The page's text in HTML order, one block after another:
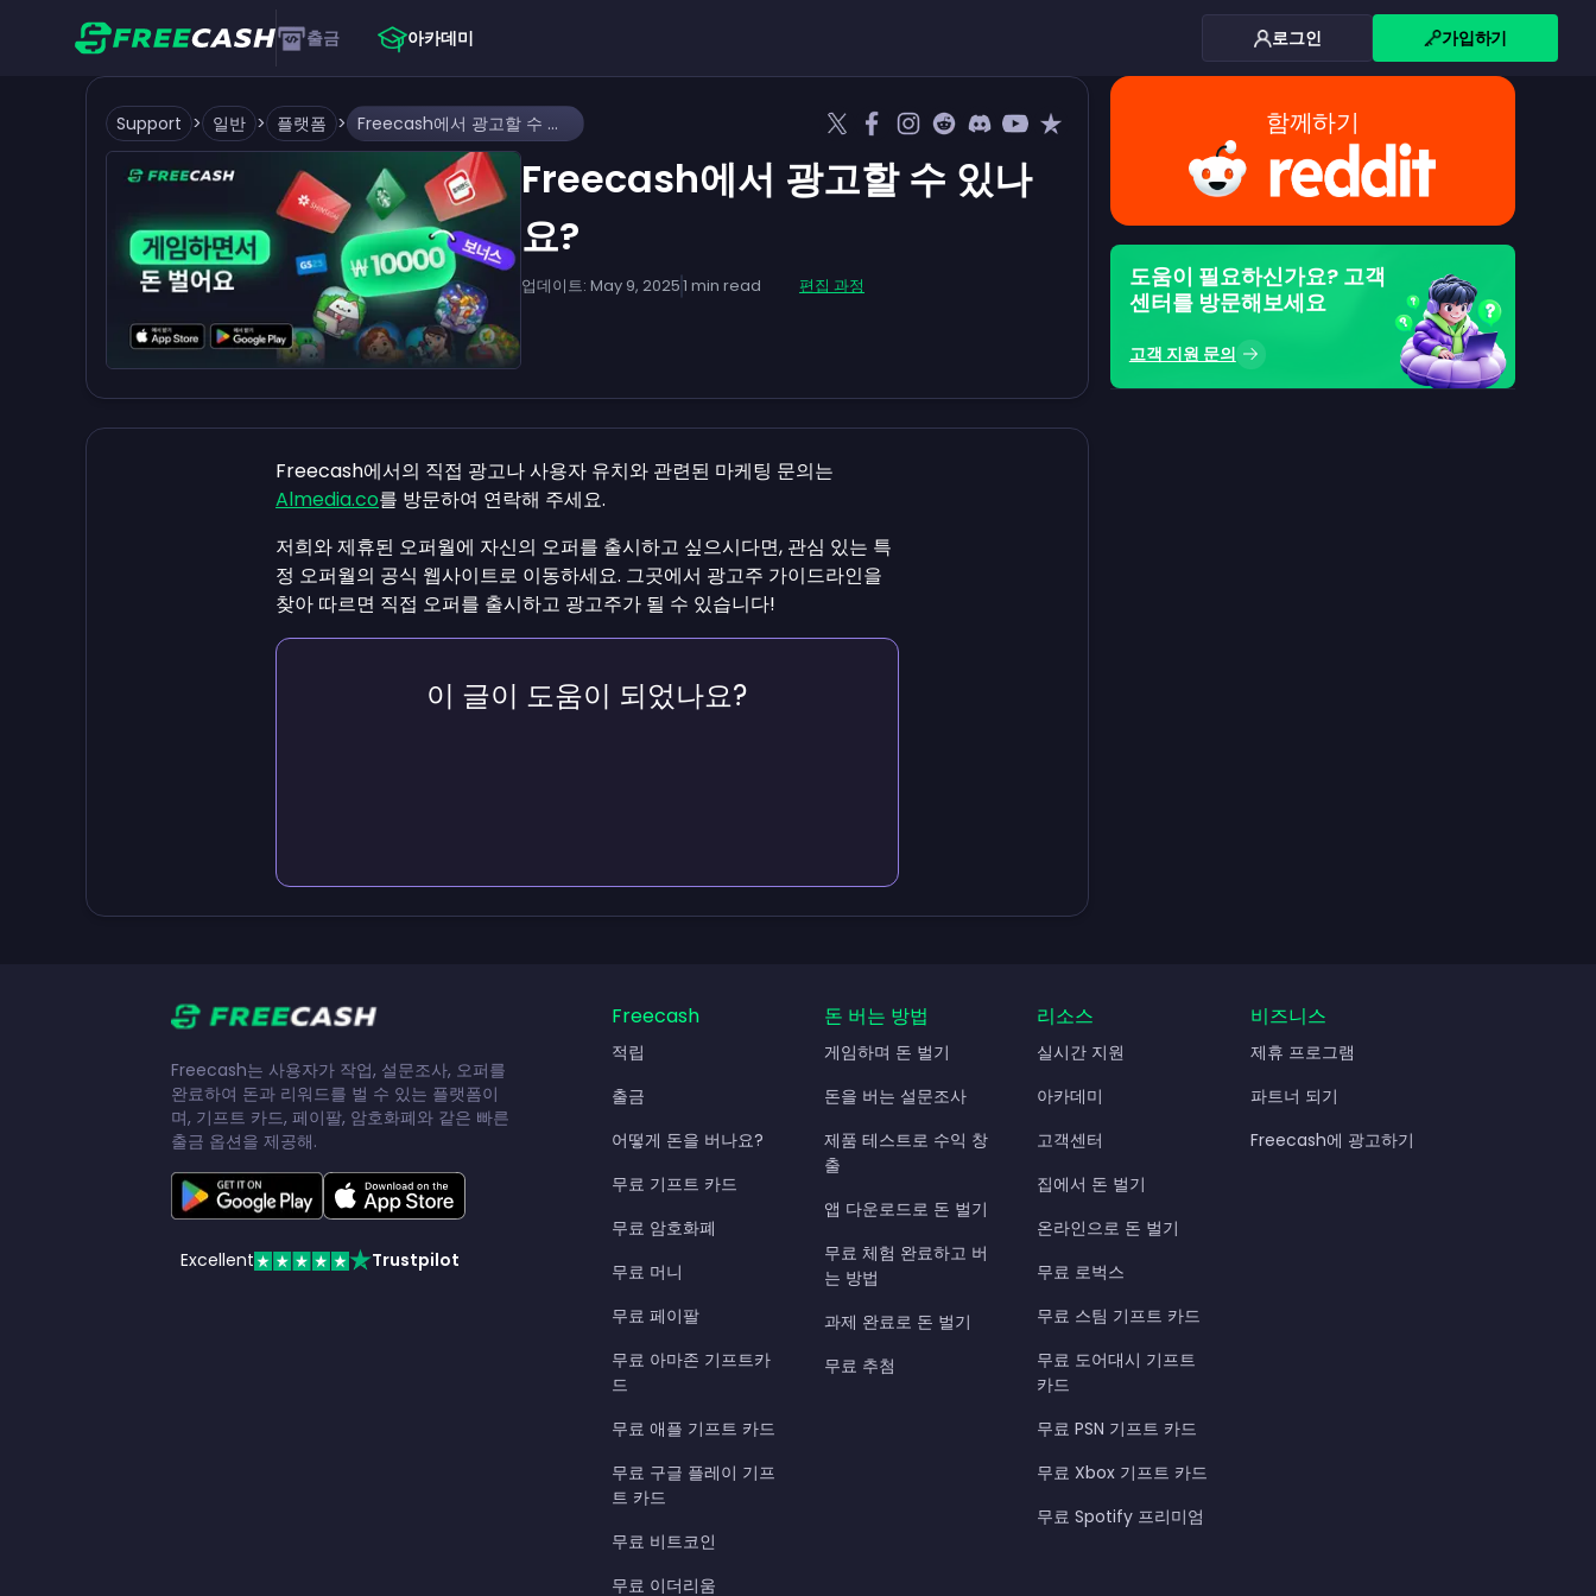
출금 아카데미 로그인 가입하기
Support > 일반 > 플랫폼 > Freecash에서 광고할 수 있나요?
Freecash에서 광고할 수 있나
요?
업데이트: May 9, 20251 min read 편집 과정
Freecash에서의 직접 광고나 사용자 유치와 관련된 마케팅 문의는
Almedia.co를 방문하여 연락해 주세요.
저희와 제휴된 오퍼월에 자신의 오퍼를 출시하고 싶으시다면, 관심 있는 특
정 오퍼월의 공식 웹사이트로 이동하세요. 그곳에서 광고주 가이드라인을
찾아 따르면 직접 오퍼를 출시하고 광고주가 될 수 있습니다!
이 글이 도움이 되었나요?
함께하기
도움이 필요하신가요? 고객
센터를 방문해보세요
고객 지원 문의
Freecash는 사용자가 작업, 설문조사, 오퍼를
완료하여 돈과 리워드를 벌 수 있는 플랫폼이
며, 기프트 카드, 페이팔, 암호화폐와 같은 빠른
출금 옵션을 제공해.
Excellent Trustpilot
Freecash
적립
출금
어떻게 돈을 버나요?
무료 기프트 카드
무료 암호화폐
무료 머니
무료 페이팔
무료 아마존 기프트카
드
무료 애플 기프트 카드
무료 구글 플레이 기프
트 카드
무료 비트코인
무료 이더리움
돈 버는 방법
게임하며 돈 벌기
돈을 버는 설문조사
제품 테스트로 수익 창
출
앱 다운로드로 돈 벌기
무료 체험 완료하고 버
는 방법
과제 완료로 돈 벌기
무료 추첨
리소스
실시간 지원
아카데미
고객센터
집에서 돈 벌기
온라인으로 돈 벌기
무료 로벅스
무료 스팀 기프트 카드
무료 도어대시 기프트
카드
무료 PSN 기프트 카드
무료 Xbox 기프트 카드
무료 Spotify 프리미엄
비즈니스
제휴 프로그램
파트너 되기
Freecash에 광고하기